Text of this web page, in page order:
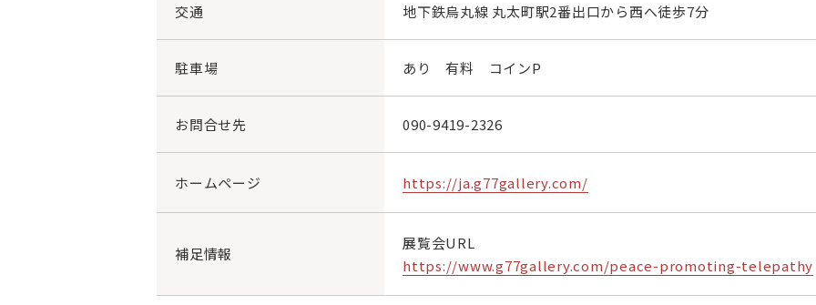
交通 地下鉄烏丸線 丸太町駅2番出口から西へ徒歩7分
駐車場 あり 有料 コインP
お問合せ先 090-9419-2326
ホームページ https://ja.g77gallery.com/
補足情報
展覧会URL
https://www.g77gallery.com/peace-promoting-telepathy